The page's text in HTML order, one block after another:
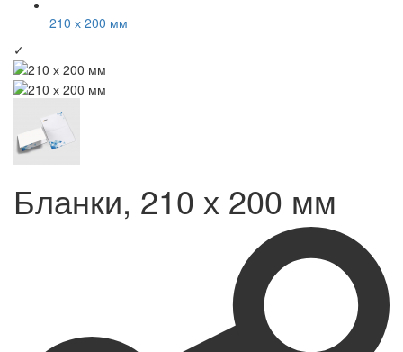
210 х 200 мм
✓
Бланки, 210 х 200 мм